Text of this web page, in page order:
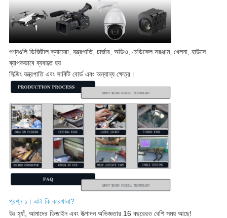
পণ্যগুলি ডিজিটাল ক্যামেরা, যন্ত্রপাতি, চার্জার, অডিও, মেডিকেল সরঞ্জাম, খেলনা, হাউসে
ব্যাপকভাবে ব্যবহৃত হয়
সিল্ডিং যন্ত্রপাতি এবং সার্কিট বোর্ড এবং অন্যান্য ক্ষেত্র।
প্রশ্ন ১। এটা কি কারখানা?
উঃ হ্যাঁ, আমাদের ডিজাইন এবং উত্পাদন অভিজ্ঞতার 16 বছরেরও বেশি সময় আছে!